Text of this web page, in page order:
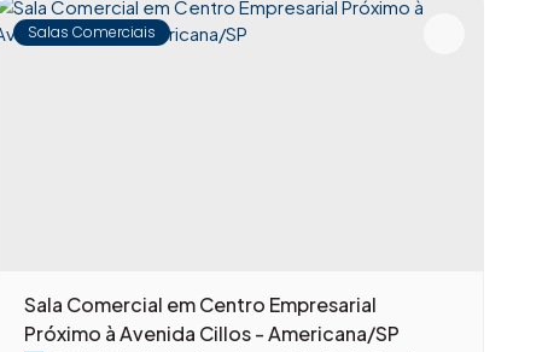
Salas Comerciais
Sala Comercial em Centro Empresarial
Próximo à Avenida Cillos - Americana/SP